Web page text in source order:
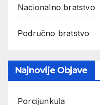
Nacionalno bratstvo
Područno bratstvo
Najnovije Objave
Porcijunkula